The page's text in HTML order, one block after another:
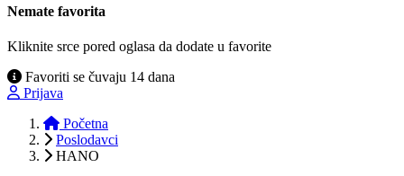
Nemate favorita
Kliknite srce pored oglasa da dodate u favorite
Favoriti se čuvaju 14 dana
Prijava
Početna
Poslodavci
HANO